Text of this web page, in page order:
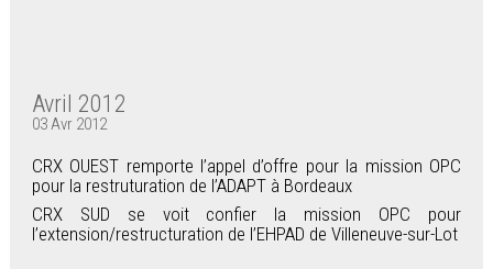
Avril 2012
03 Avr 2012
CRX OUEST remporte l’appel d’offre pour la mission OPC
pour la restruturation de l’ADAPT à Bordeaux
CRX SUD se voit confier la mission OPC pour
l’extension/restructuration de l’EHPAD de Villeneuve-sur-Lot